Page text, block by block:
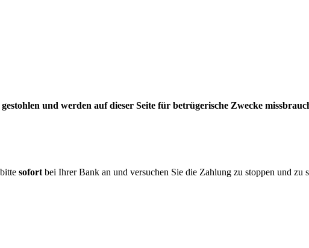
und werden auf dieser Seite für betrügerische Zwecke
sofort bei Ihrer Bank an und versuchen Sie die Zahlung zu stoppen und zu